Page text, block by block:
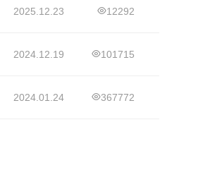
2025.12.23 12292
2024.12.19 101715
2024.01.24 367772